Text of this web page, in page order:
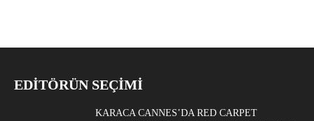
EDITÖRÜN SEÇIMI
KARACA CANNES’DA RED CARPET